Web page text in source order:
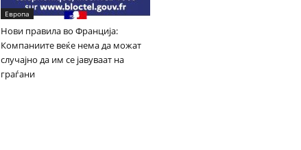
Европа
Нови правила во Франција:
Компаниите веќе нема да можат
случајно да им се јавуваат на
граѓани